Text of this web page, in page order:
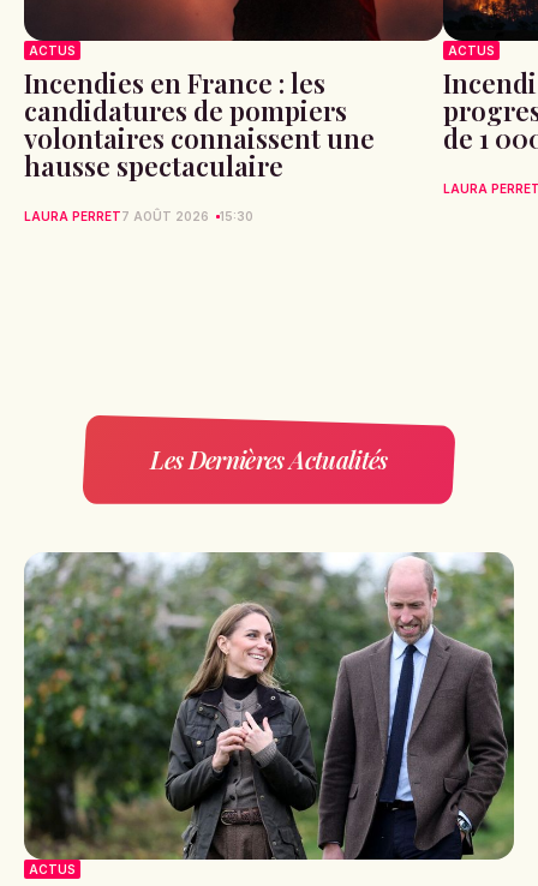
ACTUS
Incendies en France : les
candidatures de pompiers
volontaires connaissent une
hausse spectaculaire
LAURA PERRET7 AOÛT 2026 15:30
ACTUS
de 1
LAURA
Les Dernières Actualités
ACTUS